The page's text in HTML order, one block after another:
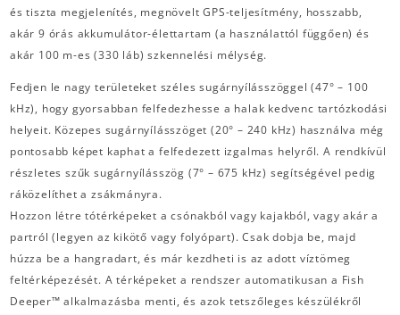
és tiszta megjelenítés, megnövelt GPS-teljesítmény, hosszabb,
akár 9 órás akkumulátor-élettartam (a használattól függően) és
akár 100 m-es (330 láb) szkennelési mélység.
Fedjen le nagy területeket széles sugárnyílásszöggel (47° – 100
kHz), hogy gyorsabban felfedezhesse a halak kedvenc tartózkodási
helyeit. Közepes sugárnyílásszöget (20° – 240 kHz) használva még
pontosabb képet kaphat a felfedezett izgalmas helyről. A rendkívül
részletes szűk sugárnyílásszög (7° – 675 kHz) segítségével pedig
ráközelíthet a zsákmányra.
Hozzon létre tótérképeket a csónakból vagy kajakból, vagy akár a
partról (legyen az kikötő vagy folyópart). Csak dobja be, majd
húzza be a hangradart, és már kezdheti is az adott víztömeg
feltérképezését. A térképeket a rendszer automatikusan a Fish
Deeper™ alkalmazásba menti, és azok tetszőleges készülékről